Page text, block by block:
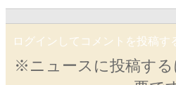
ログインしてコメントを投稿す
※ニュースに投稿す